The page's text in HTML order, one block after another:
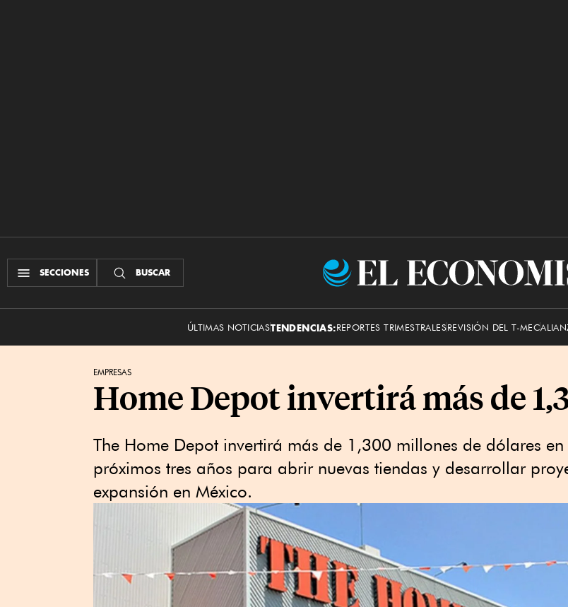
SECCIONES BUSCAR
El
ÚLTIMAS NOTICIASTENDENCIAS:REPORTES TRIMESTRALESREVISIÓN DEL T-MEC
EMPRESAS
Home Depot invertirá más de
The Home Depot invertirá más de 1,300 millones de dólares en
próximos tres años para abrir nuevas tiendas y desarrollar
expansión en México.